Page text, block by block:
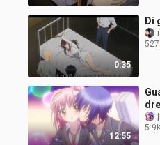
0:35
Di
12:55